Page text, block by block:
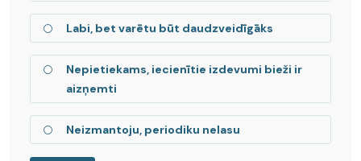
Labi, bet varētu būt daudzveidīgāks
Nepietiekams, iecienītie izdevumi bieži ir
aizņemti
Neizmantoju, periodiku nelasu